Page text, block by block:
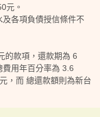
元。
各項負債授信條件不
的款項，還款期為 6
用年百分率為 3.6
，而 總還款額則為新台